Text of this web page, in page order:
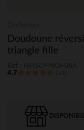
Doudoune
triangle fille
4.7